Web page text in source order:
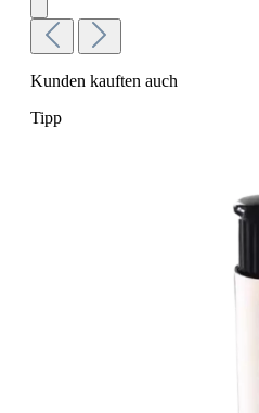
Kunden kauften auch
Tipp